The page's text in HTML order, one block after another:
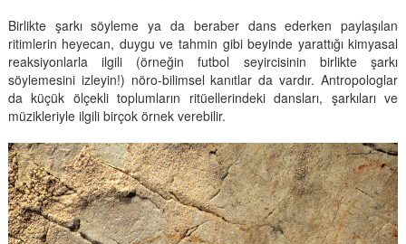
Birlikte şarkı söyleme ya da beraber dans ederken paylaşılan
ritimlerin heyecan, duygu ve tahmin gibi beyinde yarattığı kimyasal
reaksiyonlarla ilgili (örneğin futbol seyircisinin birlikte şarkı
söylemesini izleyin!) nöro-bilimsel kanıtlar da vardır. Antropologlar
da küçük ölçekli toplumların ritüellerindeki dansları, şarkıları ve
müzikleriyle ilgili birçok örnek verebilir.